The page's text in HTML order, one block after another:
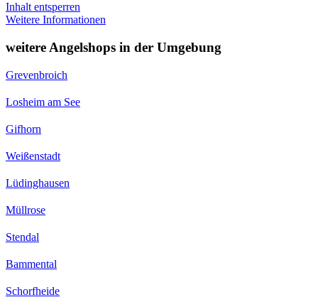
Inhalt entsperren
Weitere Informationen
weitere Angelshops in der Umgebung
Grevenbroich
Losheim am See
Gifhorn
Weißenstadt
Lüdinghausen
Müllrose
Stendal
Bammental
Schorfheide